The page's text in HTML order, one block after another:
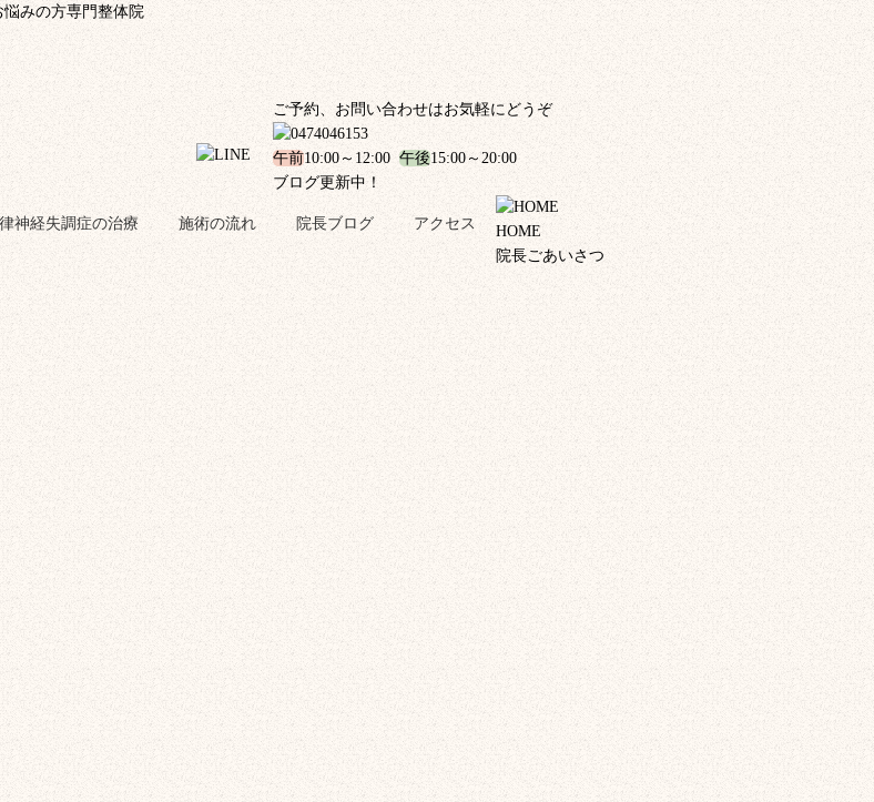
みの方専門整体院
ご予約、お問い合わせはお気軽にどうぞ
午前10:00～12:00 午後15:00～20:00
ブログ更新中！
神経失調症の治療 施術の流れ 院長ブログ アクセス
HOME
院長ごあいさつ